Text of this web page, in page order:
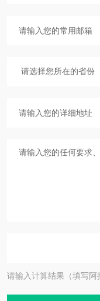
请输入计算结果（填写